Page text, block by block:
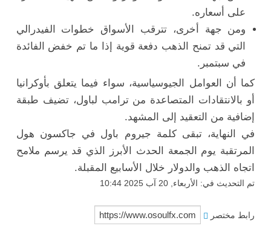
على أسعاره.
ومن جهة أخرى، تترقب الأسواق خطوات الفيدرالي
التي قد تمنح الذهب دفعة قوية إذا ما تم خفض الفائدة
في سبتمبر.
كما أن العوامل الجيوسياسية، سواء فيما يتعلق بأوكرانيا
أو بالانتقادات المتصاعدة من ترامب لباول، تضيف طبقة
إضافية من التعقيد إلى المشهد.
في النهاية، تبقى كلمة جيروم باول في جاكسون هول
المرتقبة يوم الجمعة الحدث الأبرز الذي قد يرسم ملامح
اتجاه الذهب والدولار خلال الأسابيع المقبلة.
تم التحديث في: الأربعاء, 20 آب 2025 10:44
رابط مختصر